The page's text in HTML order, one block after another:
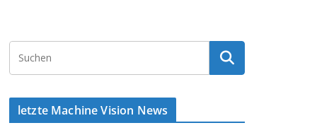
letzte Machine Vision News